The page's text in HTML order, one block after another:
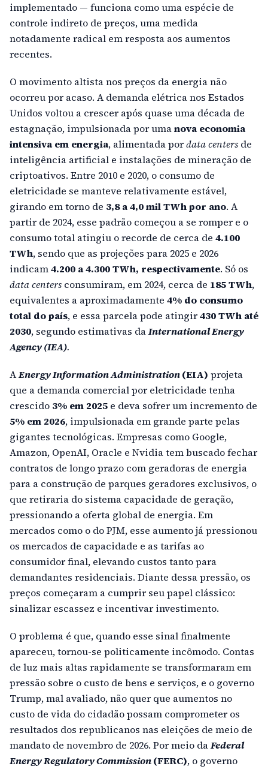
implementado — funciona como uma espécie de
controle indireto de preços, uma medida
notadamente radical em resposta aos aumentos
recentes.
O movimento altista nos preços da energia não
ocorreu por acaso. A demanda elétrica nos Estados
Unidos voltou a crescer após quase uma década de
estagnação, impulsionada por umanova economia
intensiva em energia, alimentada pordata centers de
inteligência artificial e instalações de mineração de
criptoativos. Entre 2010 e 2020, o consumo de
eletricidade se manteve relativamente estável,
girando em torno de 3,8 a 4,0 mil TWh por ano. A
partir de 2024, esse padrão começou a se romper e o
consumo total atingiu o recorde de cerca de 4.100
TWh, sendo que as projeções para 2025 e 2026
indicam4.200 a 4.300 TWh, respectivamente. Só os
data centers consumiram, em 2024, cerca de 185 TWh,
equivalentes a aproximadamente 4% do consumo
total do país, e essa parcela pode atingir430 TWh até
2030, segundo estimativas daInternational Energy
Agency (IEA).
AEnergy Information Administration(EIA) projeta
que a demanda comercial por eletricidade tenha
crescido 3% em 2025 e deva sofrer um incremento de
5% em 2026, impulsionada em grande parte pelas
gigantes tecnológicas. Empresas como Google,
Amazon, OpenAI, Oracle e Nvidia tem buscado fechar
contratos de longo prazo com geradoras de energia
para a construção de parques geradores exclusivos, o
que retiraria do sistema capacidade de geração,
pressionando a oferta global de energia. Em
mercados como o do PJM, esse aumento já pressionou
os mercados de capacidade e as tarifas ao
consumidor final, elevando custos tanto para
demandantes residenciais. Diante dessa pressão, os
preços começaram a cumprir seu papel clássico:
sinalizar escassez e incentivar investimento.
O problema é que, quando esse sinal finalmente
apareceu, tornou-se politicamente incômodo. Contas
de luz mais altas rapidamente se transformaram em
pressão sobre o custo de bens e serviços, e o governo
Trump, mal avaliado, não quer que aumentos no
custo de vida do cidadão possam comprometer os
resultados dos republicanos nas eleições de meio de
mandato de novembro de 2026. Por meio daFederal
Energy Regulatory Commission(FERC), o governo